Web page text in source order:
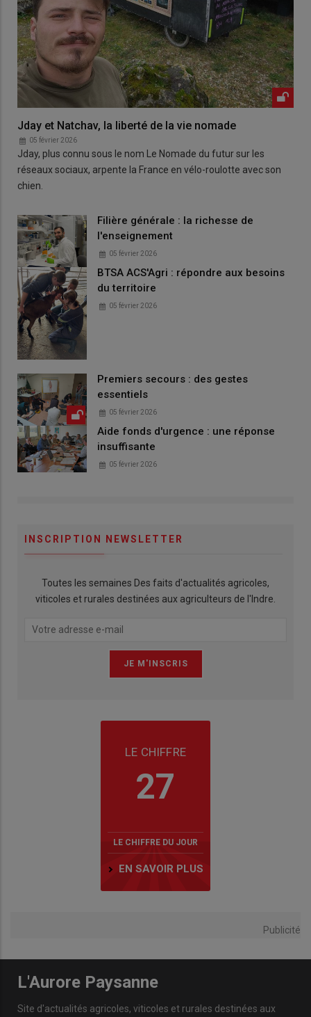
Jday et Natchav, la liberté de la vie nomade
05 février 2026
Jday, plus connu sous le nom Le Nomade du futur sur les
réseaux sociaux, arpente la France en vélo-roulotte avec son
chien.
Filière générale : la richesse de
l'enseignement
05 février 2026
BTSA ACS'Agri : répondre aux besoins
du territoire
05 février 2026
Premiers secours : des gestes
essentiels
05 février 2026
Aide fonds d'urgence : une réponse
insuffisante
05 février 2026
INSCRIPTION NEWSLETTER
Toutes les semaines Des faits d'actualités agricoles,
viticoles et rurales destinées aux agriculteurs de l'Indre.
LE CHIFFRE
27
LE CHIFFRE DU JOUR
EN SAVOIR PLUS
Publicité
L'Aurore Paysanne
Site d'actualités agricoles, viticoles et rurales destinées aux